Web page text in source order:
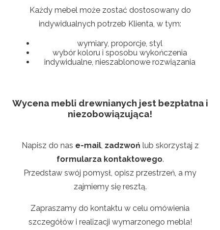
Każdy mebel może zostać dostosowany do
indywidualnych potrzeb Klienta, w tym:
wymiary, proporcje, styl
wybór koloru i sposobu wykończenia
indywidualne, nieszablonowe rozwiązania
Wycena mebli drewnianych jest bezpłatna i
niezobowiązująca!
Napisz do nas e-mail, zadzwoń lub skorzystaj z
formularza kontaktowego.
Przedstaw swój pomysł, opisz przestrzeń, a my
zajmiemy się resztą.
Zapraszamy do kontaktu w celu omówienia
szczegółów i realizacji wymarzonego mebla!